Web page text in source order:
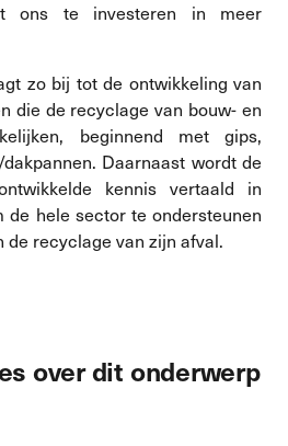
ons te investeren in meer
​​zo bij tot de ontwikkeling van
die de recyclage van bouw- en
beginnend met gips,
Daarnaast wordt de
kennis vertaald in
de hele sector te ondersteunen
de recyclage van zijn afval.
over dit onderwerp